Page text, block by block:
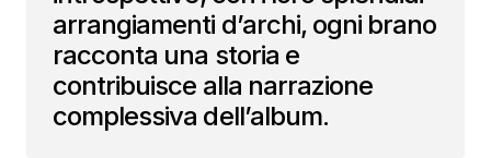
arrangiamenti d’archi, ogni brano
racconta una storia e
contribuisce alla narrazione
complessiva dell’album.